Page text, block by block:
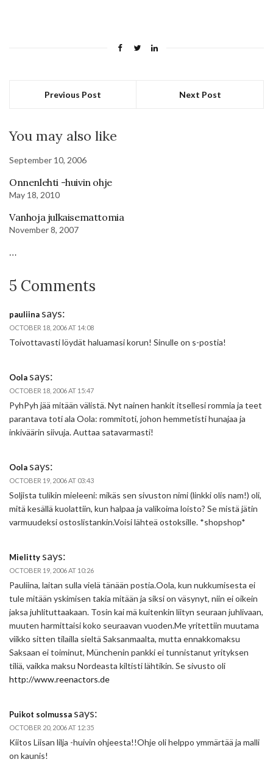
Previous Post Next Post
You may also like
September 10, 2006
Onnenlehti -huivin ohje
May 18, 2010
Vanhoja julkaisemattomia
November 8, 2007
…
5 Comments
pauliina says:
OCTOBER 18, 2006 AT 14:08
Toivottavasti löydät haluamasi korun! Sinulle on s-postia!
Oola says:
OCTOBER 18, 2006 AT 15:47
PyhPyh jää mitään välistä. Nyt nainen hankit itsellesi rommia ja teet
parantava toti ala Oola: rommitoti, johon hemmetisti hunajaa ja
inkiväärin siivuja. Auttaa satavarmasti!
Oola says:
OCTOBER 19, 2006 AT 03:43
Soljista tulikin mieleeni: mikäs sen sivuston nimi (linkki olis nam!) oli,
mitä kesällä kuolattiin, kun halpaa ja valikoima loisto? Se mistä jätin
varmuudeksi ostoslistankin.Voisi lähteä ostoksille. *shopshop*
Mielitty says:
OCTOBER 19, 2006 AT 10:26
Pauliina, laitan sulla vielä tänään postia.Oola, kun nukkumisesta ei
tule mitään yskimisen takia mitään ja siksi on väsynyt, niin ei oikein
jaksa juhlituttaakaan. Tosin kai mä kuitenkin liityn seuraan juhlivaan,
muuten harmittaisi koko seuraavan vuoden.Me yritettiin muutama
viikko sitten tilailla sieltä Saksanmaalta, mutta ennakkomaksu
Saksaan ei toiminut, Münchenin pankki ei tunnistanut yrityksen
tiliä, vaikka maksu Nordeasta kiltisti lähtikin. Se sivusto oli
http://www.reenactors.de
Puikot solmussa says:
OCTOBER 20, 2006 AT 12:35
Kiitos Liisan lilja -huivin ohjeesta!!Ohje oli helppo ymmärtää ja malli
on kaunis!